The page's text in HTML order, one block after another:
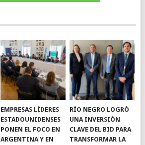
EMPRESAS LÍDERES
ESTADOUNIDENSES
PONEN EL FOCO EN
ARGENTINA Y EN
RÍO NEGRO LOGRÓ
UNA INVERSIÓN
CLAVE DEL BID PARA
TRANSFORMAR LA